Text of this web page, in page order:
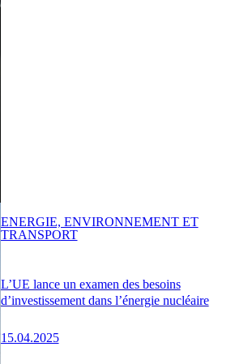
L’UE lance un examen des besoins
d’investissement dans l’énergie nucléaire
15.04.2025
ENERGIE, ENVIRONNEMENT ET
TRANSPORT